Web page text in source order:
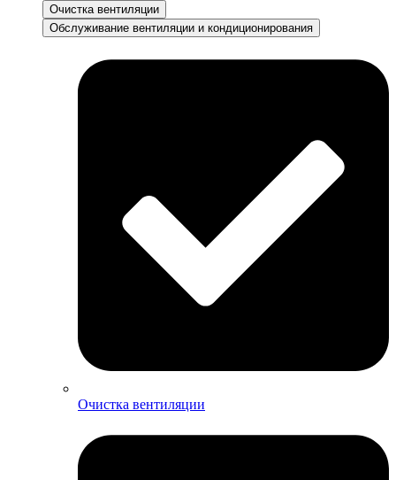
Очистка вентиляции
Обслуживание вентиляции и кондиционирования
Очистка вентиляции